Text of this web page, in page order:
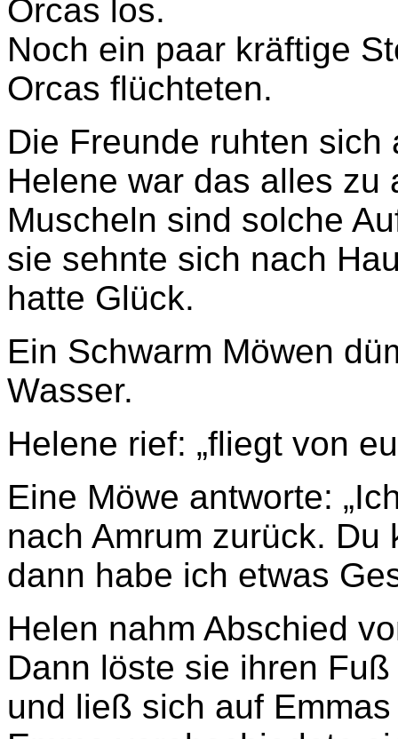
Orcas los.
Noch ein paar kräftige
Orcas flüchteten.
Die Freunde ruhten
Helene war das alles zu
Muscheln sind solche
sie sehnte sich nach
hatte Glück.
Ein Schwarm Möwen
Wasser.
Helene rief: „fliegt von
Eine Möwe antworte:
nach Amrum zurück.
dann habe ich etwas
Helen nahm Abschied
Dann löste sie ihren
und ließ sich auf